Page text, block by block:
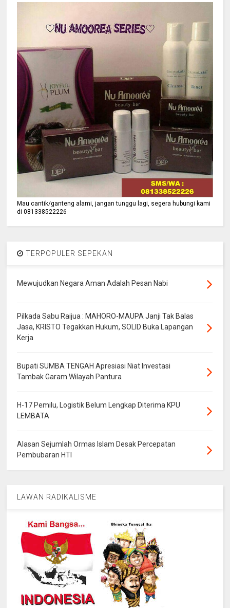
Mau cantik/ganteng alami, jangan tunggu lagi, segera hubungi kami
di 081338522226
TERPOPULER SEPEKAN
Mewujudkan Negara Aman Adalah Pesan Nabi
Pilkada Sabu Raijua : MAHORO-MAUPA Janji Tak Balas
Jasa, KRISTO Tegakkan Hukum, SOLID Buka Lapangan
Kerja
Bupati SUMBA TENGAH Apresiasi Niat Investasi
Tambak Garam Wilayah Pantura
H-17 Pemilu, Logistik Belum Lengkap Diterima KPU
LEMBATA
Alasan Sejumlah Ormas Islam Desak Percepatan
Pembubaran HTI
LAWAN RADIKALISME